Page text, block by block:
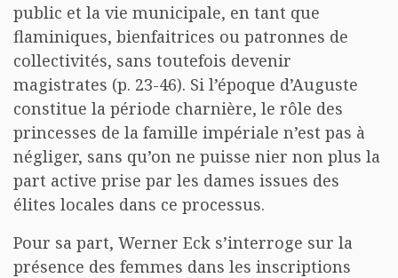
public et la vie municipale, en tant que
flaminiques, bienfaitrices ou patronnes de
collectivités, sans toutefois devenir
magistrates (p. 23-46). Si l’époque d’Auguste
constitue la période charnière, le rôle des
princesses de la famille impériale n’est pas à
négliger, sans qu’on ne puisse nier non plus la
part active prise par les dames issues des
élites locales dans ce processus.
Pour sa part, Werner Eck s’interroge sur la
présence des femmes dans les inscriptions